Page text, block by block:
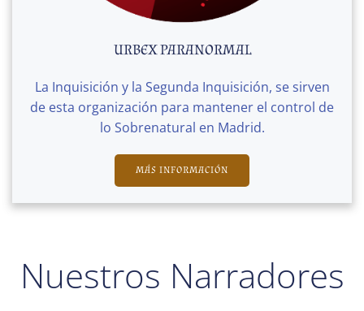
URBEX PARANORMAL
La Inquisición y la Segunda Inquisición, se sirven
de esta organización para mantener el control de
lo Sobrenatural en Madrid.
MÁS INFORMACIÓN
Nuestros Narradores